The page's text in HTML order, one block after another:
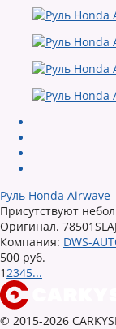
Руль Honda Airwave
Присутствуют
Оригинал.
Компания: DWS-
500 руб.
1 2345...
© 2015-2026